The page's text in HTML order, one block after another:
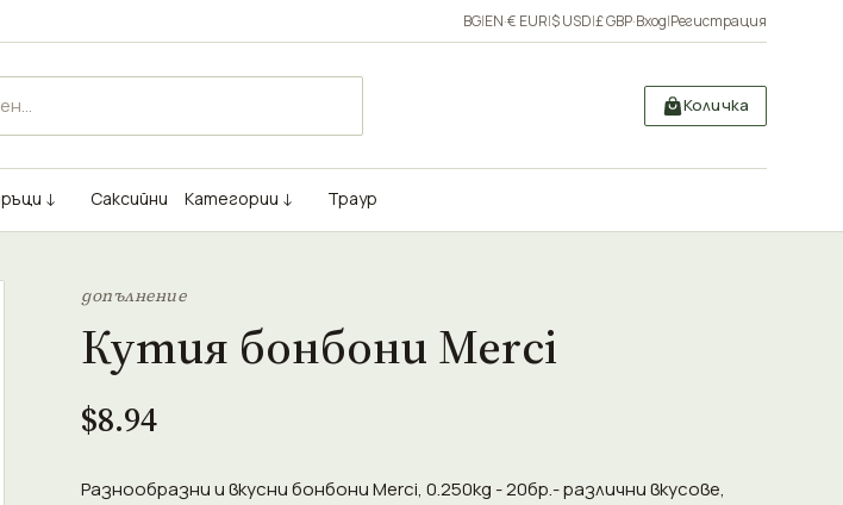
BG|EN·€ EUR|$ USD|£ GBP·Вход|Регистрация
Количка
↓ Саксийни Категории ↓ Траур
допълнение
Кутия бонбони Merci
$8.94
Разнообразни и вкусни бонбони Merci, 0.250kg - 20бр.- различни вкусове,